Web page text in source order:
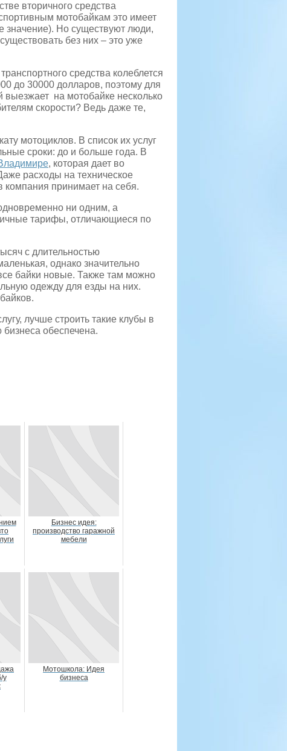
вторичного средства
мотобайкам это имеет
значение). Но существуют люди,
без них – это уже
средства колеблется
до 30000 долларов, поэтому для
выезжает на мотобайке несколько
скорости? Ведь даже те,
мотоциклов. В список их услуг
сроки: до и больше года. В
, которая дает во
расходы на техническое
компания принимает на себя.
ни одним, а
тарифы, отличающиеся по
с длительностью
однако значительно
байки новые. Также там можно
одежду для езды на них.
лучше строить такие клубы в
бизнеса обеспечена.
Бизнес идея:
производство гаражной
мебели
у
Мотошкола: Идея
бизнеса